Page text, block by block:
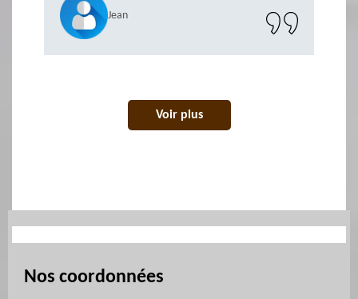
Jean
Voir plus
Nos coordonnées